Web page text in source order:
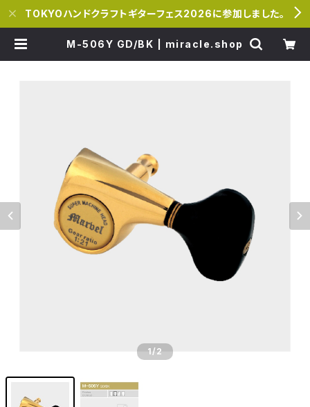
TOKYOハンドクラフトギターフェス2026に参加しました。
M-506Y GD/BK | miracle.shop
1/2